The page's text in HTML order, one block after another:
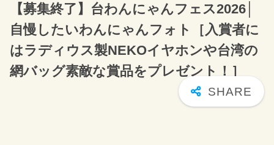
【募集終了】台わんにゃんフェス2026│
自慢したいわんにゃんフォト［入賞者に
はラディウス製NEKOイヤホンや台湾の
網バッグ素敵な賞品をプレゼント！］